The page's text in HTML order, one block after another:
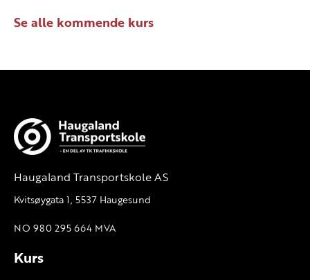
Se alle kommende kurs
Haugaland Transportskole AS
Kvitsøygata 1, 5537 Haugesund
NO 980 295 664 MVA
Kurs